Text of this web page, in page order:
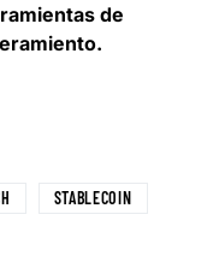
de
STABLECOIN